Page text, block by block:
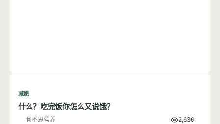
减肥
什么？吃完饭你怎么又说饿？
何不思营养 2,636